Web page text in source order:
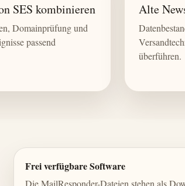
SES kombinieren
Domainprüfung und
passend
Alte
überführen.
Frei verfügbare Software
Die MailResponder-Dateien stehen als